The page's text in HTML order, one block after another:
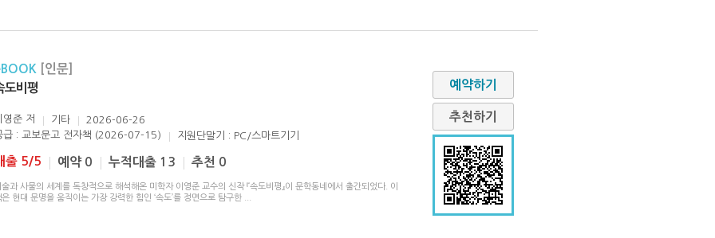
[인문]
도비평
영준 저 기타
2026-06-26
급 : 교보문고 전자책 (2026-07-15)
지원단말기 : PC/스마트기기
출 5/5 예약 0 누적대출 13 추천 0
술과 사물의 세계를 독창적으로 해석해온 미학자 이영준 교수의 신작 『속도비평』이 문학동네에서 출간되었다. 이
은 현대 문명을 움직이는 가장 강력한 힘인 ‘속도’를 정면으로 탐구한
예약하기
추천하기